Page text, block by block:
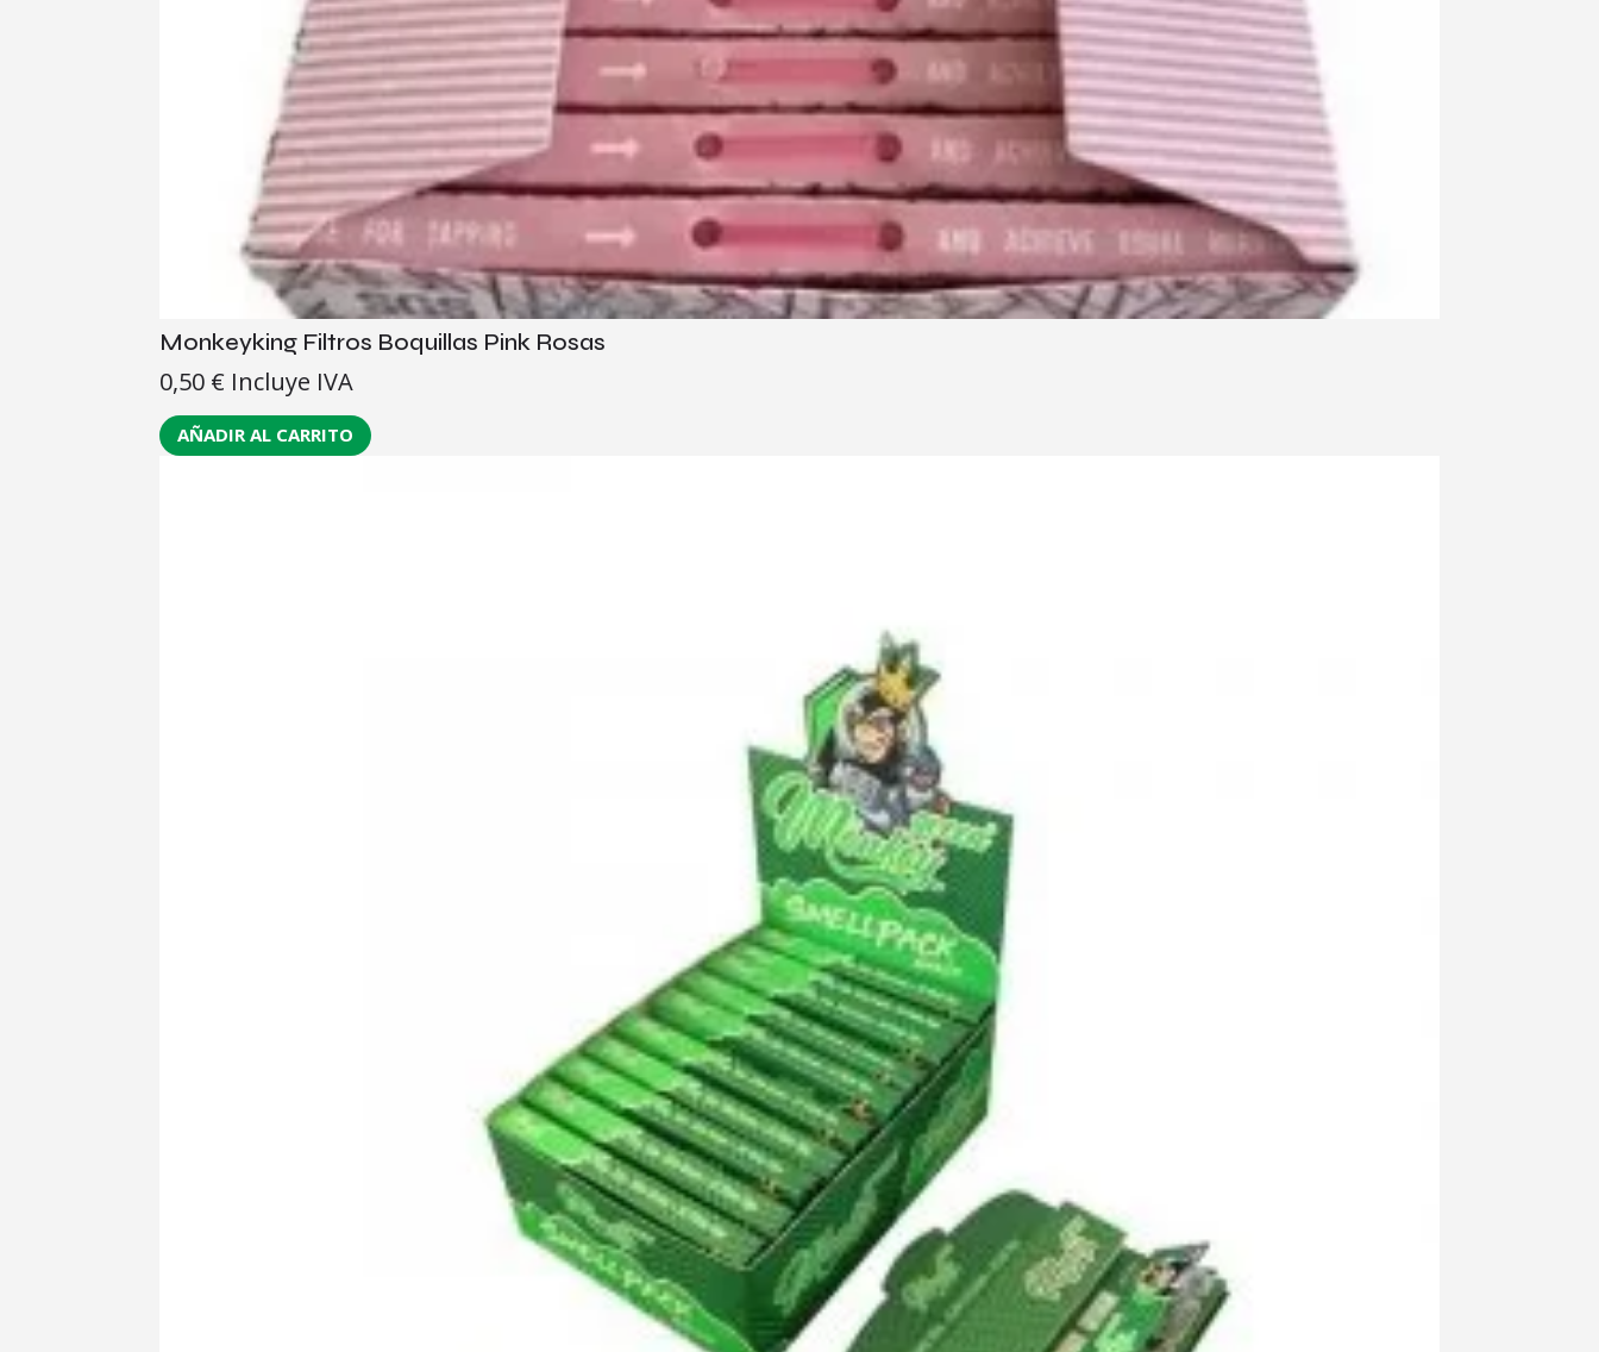
Monkeyking Filtros Boquillas Pink Rosas
0,50 € Incluye IVA
AÑADIR AL CARRITO